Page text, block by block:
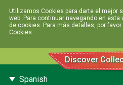
Utilizamos Cookies para darte el mejor
web. Para continuar navegando en esta
de cookies. Para más detalles, por
Cookies.
Discover
Spanish